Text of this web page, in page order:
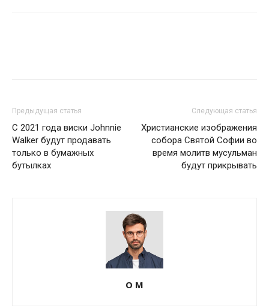
Предыдущая статья
С 2021 года виски Johnnie
Walker будут продавать
только в бумажных
бутылках
Следующая статья
Христианские изображения
собора Святой Софии во
время молитв мусульман
будут прикрывать
О М